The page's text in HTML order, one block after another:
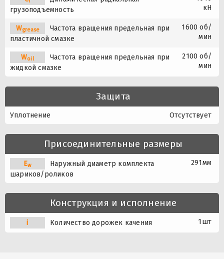
грузоподъемность
кН
Wgrease
Частота вращения предельная при
пластичной смазке
1600 об/
мин
Woil
Частота вращения предельная при
жидкой смазке
2100 об/
мин
Защита
Уплотнение Отсутствует
Присоединительные размеры
Ew
Наружный диаметр комплекта
шариков/роликов
291мм
Конструкция и исполнение
i Количество дорожек качения 1шт